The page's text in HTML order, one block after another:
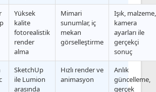
Yüksek
kalite
fotorealistik
render
alma
Mimari
sunumlar, iç
mekan
görselleştirme
Işık, malzeme,
kamera
ayarları ile
gerçekçi
sonuç
SketchUp
ile Lumion
arasında
Hızlı render ve
animasyon
Anlık
güncelleme,
gerçek